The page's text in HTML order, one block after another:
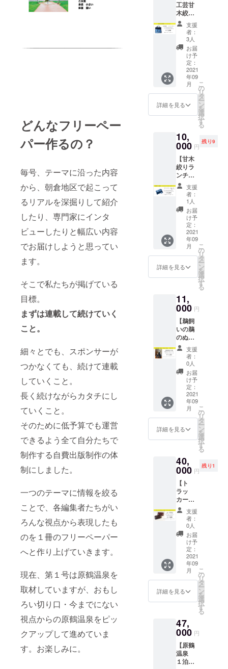
どんなフリーペー
パー作るの？
毎号、テーマに沿った内容
から、朝倉地区で起こって
るリアルを深掘りして紹介
したり、専門家にインタ
ビューしたりと幅広い内容
でお届けしようと思ってい
ます。
そこで私たちが掲げている
目標。
まずは連載して続けていく
こと。
細々とでも、スポンサーが
つかなくても、続けて連載
していくこと。
長く続けながらカタチにし
ていくこと。
そのために低予算でも運営
できるよう全て自分たちで
制作する自費出版制作の体
制にしました。
一つのテーマに情報を絞る
ことで、各編集者たちがい
ろんな視点から表現したも
のを１冊のフリーペーパー
へと作り上げていきます。
現在、第１号は原鶴温泉を
取材していますが、おもし
ろい切り口・今までにない
視点からの原鶴温泉をピッ
クアップして進めていま
す。お楽しみに。
り遅く
なるこ
ともご
ざいま
す。ご
了承く
ださ
い。
ね。 原
鶴温泉
旅館協
同組合
ご協力
のも
と、応
援よろ
しくお
願い致
しま
す。 ＋
メッ
サクラ
リアル
創刊号
※9月ま
でには
創刊号
発行予
定です
が予定
より遅
くなる
ことも
ござい
ます。
ご了承
い。
コース
「小さ
な革小
物を作
るワー
ク
ショッ
プ体
験」が
できま
す。 あ
なたの
ペース
教えし
ますの
で、未
経験者
の方で
も安心
して受
けられ
ます。
※作業時
間は１
時間程
度を予
定して
おりま
す。 ※
朝倉市
れる
方。 ※
備考欄
に2021
年9月以
降の希
望日時
をご記
入くだ
さい。
ご希望
に添え
ない場
合は改
めて日
整をさ
せてい
でご了
承くだ
さい。
・
Therap
y Drop
さんの
体験
ワーク
ショッ
プレッ
スン ・
お礼
メッ
セージ
サクラ
リアル
刊号」
工芸甘
木絞
り
トート
バッ
ク】 甘
木絞り
を施し
たトー
トバッ
グ にな
りま
す。 絞
り染め
で柄を
ており
ますの
で、プ
リント
等には
無い雰
囲気が
ありま
す。 1
点1点絞
りを施
してお
ります
ので、
一つと
して同
じもの
す。 藍
染めは
様々な
洋服に
合わせ
ていた
だきや
すい万
能色で
す。 ※
天然染
料で1つ
１つ染
めてい
る為、
若干の
色ブ
ますの
でご了
承下さ
い。 ま
た、本
製品は
色止め
を行
なって
おりま
すが色
落ちや
衣類へ
色移り
する場
りま
す。 洗
ことに
より色
味が落
ち着
き、風
合いが
支援
者：
3人
お届
け予
定：
2021
年09
月
詳細を見る
こ
の
リ
タ
ー
ン
を
選
択
す
る
10,
000 円
残り9
【甘木
絞りラ
ンチョ
ンマッ
ト＆
コース
ター
セット
（各２
枚）】
絞り染
めで柄
を表現
してお
ります
ので、
ト等に
は無い
雰囲気
があり
ます。
1点1点
絞りを
施して
おりま
すの
で、一
つとし
て同じ
ものが
無いの
が魅力
です。
料で1つ
めてい
る為、
若干の
色ブ
レ、色
ムラは
ござい
ますの
でご了
承下さ
い。 ま
た、本
製品は
色止め
を行
なって
おりま
色移り
する場
合があ
りま
す。 洗
濯を繰
支援
者：
1人
お届
け予
定：
2021
年09
月
詳細を見る
こ
の
リ
タ
ー
ン
を
選
択
す
る
11,
000 円
【鵜飼
いの鵜
のぬい
ぐる
み
（ペア
２
匹）】
原鶴名
物鵜飼
いの
「鵜の
ぬいぐ
るみ」
です。
職人さ
の手作
業で作
られて
いて、
驚くほ
ど精巧
にでき
ていま
す。 手
触りも
良く、
ぬいぐ
るみ特
有の可
愛らし
さを持
ち合わ
泉の各
所でも
販売さ
れてお
り、と
ても人
支援
者：
0人
お届
け予
定：
2021
年09
月
詳細を見る
こ
の
リ
タ
ー
ン
を
選
択
す
る
40,
000 円
残り1
【ト
ラッ
カー
ウォ
レッ
ト ロ
ングタ
イプ】
50年代
のアメ
リカの
トラッ
ク乗り
達が好
んで使
用した
布。 丈
夫なコ
ンビ鞣
しの牛
革を使
用し、
支援
者：
0人
お届
け予
定：
2021
年09
月
詳細を見る
こ
の
リ
タ
ー
ン
を
選
択
す
る
47,
000 円
【原鶴
温泉
１泊２